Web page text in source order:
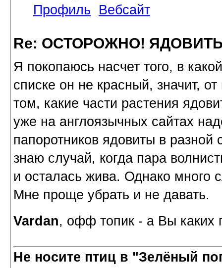
Профиль
Вебсайт
Re: ОСТОРОЖНО!
Я покопаюсь насчет того, в
списке он не красный, значит,
том, какие части растения
уже на англоязычных сайтах
папоротников ядовиты в
знаю случай, когда пара
и осталась жива. Однако много
Мне проще убрать и не давать.
Vardan, офф топик - а Вы каких
Не носите птиц в "Зелёный